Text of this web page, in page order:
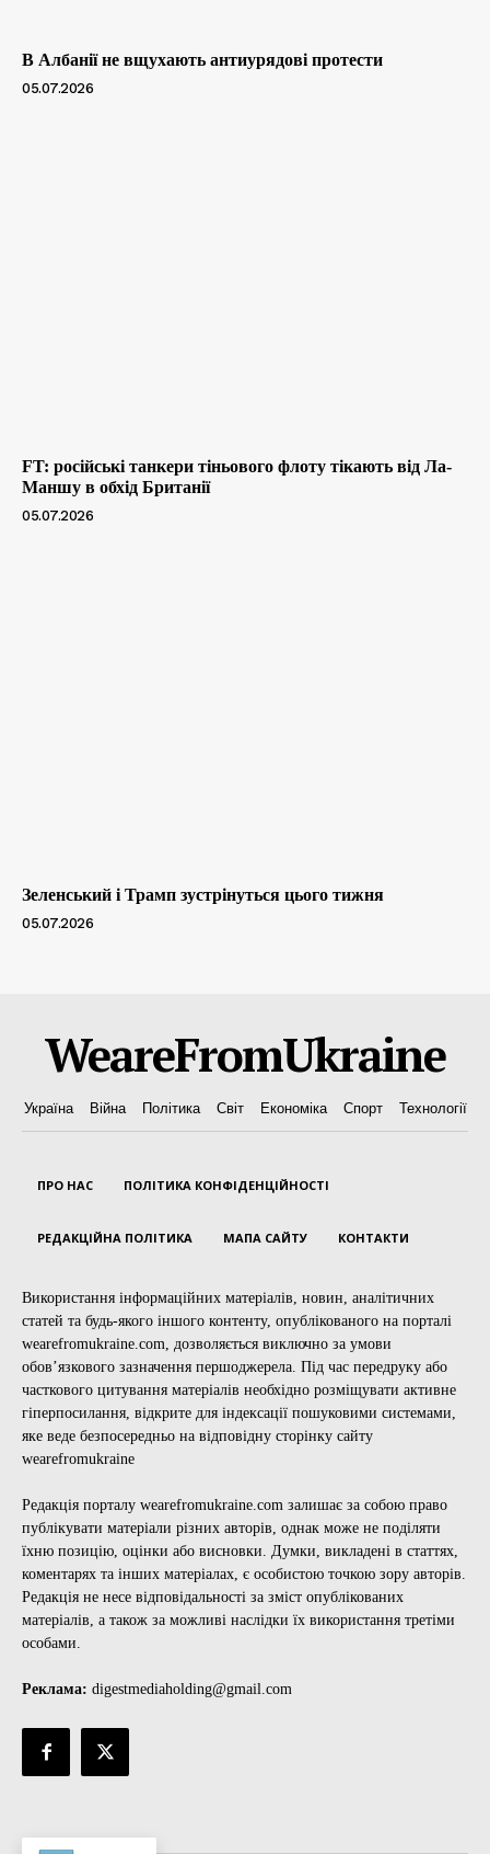
В Албанії не вщухають антиурядові протести
05.07.2026
FT: російські танкери тіньового флоту тікають від Ла-
Маншу в обхід Британії
05.07.2026
Зеленський і Трамп зустрінуться цього тижня
05.07.2026
WeareFromUkraine
Україна Війна Політика Світ Економіка Спорт Технології
ПРО НАС ПОЛІТИКА КОНФІДЕНЦІЙНОСТІ
РЕДАКЦІЙНА ПОЛІТИКА МАПА САЙТУ КОНТАКТИ
Використання інформаційних матеріалів, новин, аналітичних
статей та будь-якого іншого контенту, опублікованого на порталі
wearefromukraine.com, дозволяється виключно за умови
обов’язкового зазначення першоджерела. Під час передруку або
часткового цитування матеріалів необхідно розміщувати активне
гіперпосилання, відкрите для індексації пошуковими системами,
яке веде безпосередньо на відповідну сторінку сайту
wearefromukraine
Редакція порталу wearefromukraine.com залишає за собою право
публікувати матеріали різних авторів, однак може не поділяти
їхню позицію, оцінки або висновки. Думки, викладені в статтях,
коментарях та інших матеріалах, є особистою точкою зору авторів.
Редакція не несе відповідальності за зміст опублікованих
матеріалів, а також за можливі наслідки їх використання третіми
особами.
Реклама: digestmediaholding@gmail.com